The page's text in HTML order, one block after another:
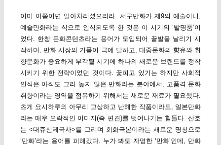
이미 이쯤이면 알아차리셨으리라. 서구만화가 제9의 예술이니,
예술만화라는 식으로 인식되도록 한 것은 이 시기의 ‘발명품’이
었다. 한창 문화콘텐츠라는 용어가 도입되어 끝발을 날리기 시
작하며, 만화 시장의 거품이 극에 달하고, 대중문화의 향유와 취
향문화가 중요하게 부각될 시기에 하나의 새로운 브랜드를 정착
시키기 위한 전략이었던 것이다. 꽃피고 있기는 하지만 사회적
인식은 아직도 그리 높지 않은 만화라는 분야에서, 고품격 문화
취향이라는 영역을 점유하기 위해서는 새로운 재료가 필요했다.
츠게 요시하루의 아무리 고상하고 난해한 작품이라도, 일본만화
라는 매우 오락적인 이미지(즉 편견)를 벗어나기는 힘들다. 산호
는 <대쥬신제국사>를 그리며 회화극본이라는 새로운 명칭으로
‘만화’라는 용어를 피해갔다. 누가 봐도 자명한 ‘만화’인데, 만화